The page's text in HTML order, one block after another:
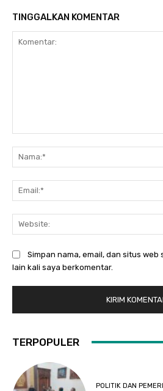
TINGGALKAN KOMENTAR
Simpan nama, email, dan situs
lain kali saya berkomentar.
TERPOPULER
POLITIK DAN